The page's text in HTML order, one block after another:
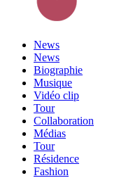
News
News
Biographie
Musique
Vidéo clip
Tour
Collaboration
Médias
Tour
Résidence
Fashion